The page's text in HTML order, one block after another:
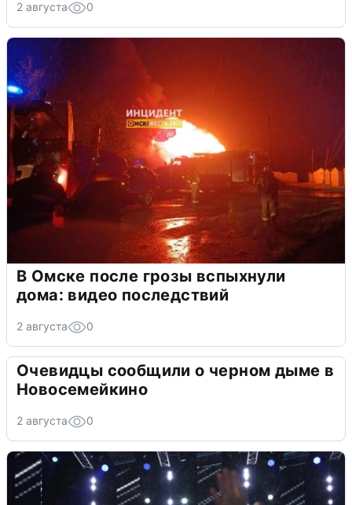
2 августа 0
В Омске после грозы вспыхнули
дома: видео последствий
2 августа 0
Очевидцы сообщили о черном дыме в
Новосемейкино
2 августа 0